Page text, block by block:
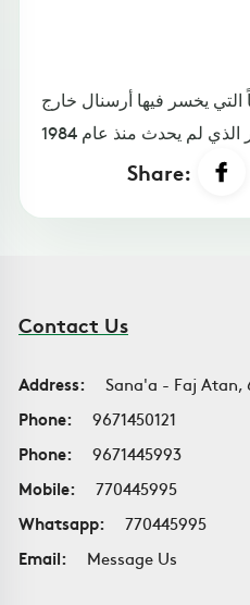
التي يخسر فيها أرسنال خارج
Share:
Contact Us
Address:
Sana'a - Faj Atan,
Phone:
9671450121
Phone:
9671445993
Mobile:
770445995
Whatsapp:
770445995
Email:
Message Us